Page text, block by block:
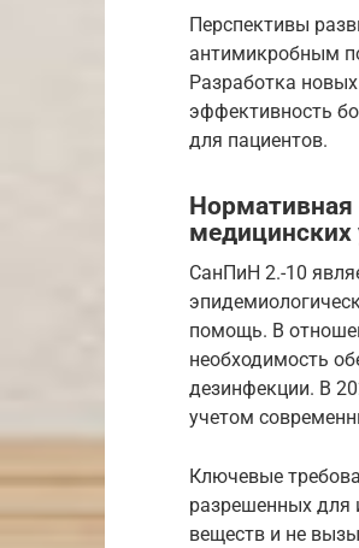
Перспективы
антимикробным
Разработка
эффективность
для пациентов.
Нормативная
СанПиН 2.-10
помощь. В
необходимость
дезинфекции. В
учетом
Ключевые
разрешенных для
веществ и не